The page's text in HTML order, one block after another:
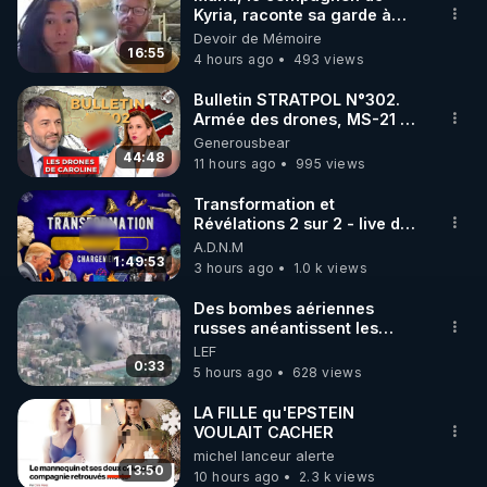
🌱 INSTAGRAM
https://www.instagram.com/rdlr_thierrycasasnovas/
http://rgnr.li/instagram
🌱 LA NEWSLETTER
Pour ne pas rater l’actualité RGNR (stages,
http://rgnr.li/news
🌱 VIDÉOS NON CENSURÉES SUR ODYSEE
Toutes les vidéos Youtube sont aussi sur la
http://rgnr.li/odysee
🌱 LES STAGES EN PRÉSENTIEL
http://rgnr.li/stages
16:55
Kyria, raconte sa garde à
vue musclée. PARTAGEZ!
Devoir de Mémoire
4 hours ago
493 views
44:48
Bulletin STRATPOL N°302.
Armée des drones, MS-21 en
série, missiles coréens.
07.08.2026.
Generousbear
11 hours ago
995 views
1:49:53
Transformation et
Révélations 2 sur 2 - live du
07/08/26
A.D.N.M
3 hours ago
1.0 k views
0:33
Des bombes aériennes
russes anéantissent les
centres de contrôle de
drones de 3 brigades
ukrainienne
LEF
5 hours ago
628 views
13:50
LA FILLE qu'EPSTEIN
VOULAIT CACHER
michel lanceur alerte
10 hours ago
2.3 k views